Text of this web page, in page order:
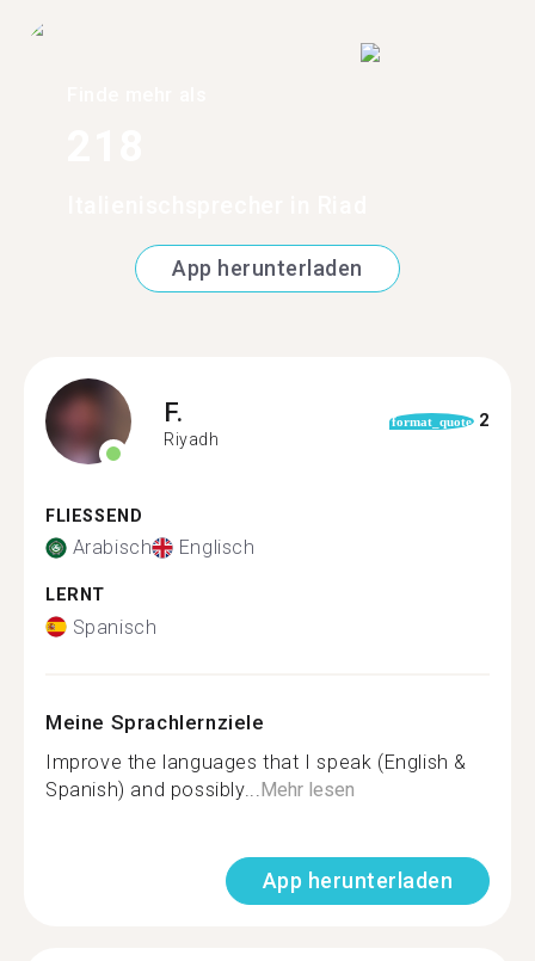
App herunterladen
F.
Riyadh
format_quote 2
FLIESSEND
Arabisch Englisch
LERNT
Spanisch
Meine Sprachlernziele
Improve the languages that I speak (English &
Spanish) and possibly... Mehr lesen
App herunterladen